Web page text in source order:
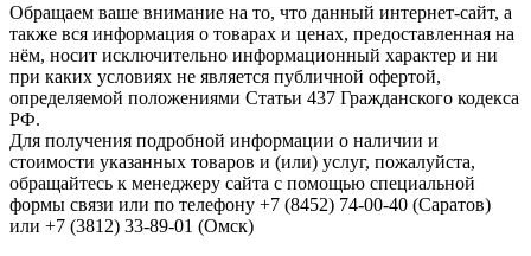
Обращаем ваше внимание на то, что данный интернет-сайт, а
также вся информация о товарах и ценах, предоставленная на
нём, носит исключительно информационный характер и ни
при каких условиях не является публичной офертой,
определяемой положениями Статьи 437 Гражданского кодекса
РФ.
Для получения подробной информации о наличии и
стоимости указанных товаров и (или) услуг, пожалуйста,
обращайтесь к менеджеру сайта с помощью специальной
формы связи или по телефону +7 (8452) 74-00-40 (Саратов)
или +7 (3812) 33-89-01 (Омск)